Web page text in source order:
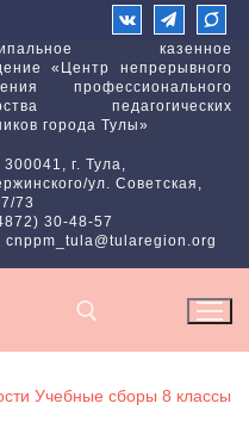
казенное
«Центр непрерывного
профессионального
педагогических
города Тулы»
г. Тула,
ул. Советская,
73
30-48-57
cnppm_tula@tularegion.org
Учебные сборы 8 классы